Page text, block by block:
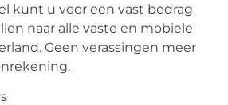
kunt u voor een vast bedrag
naar alle vaste en mobiele
Geen verassingen meer